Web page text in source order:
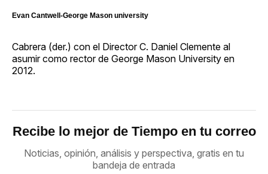
Evan Cantwell-George Mason university
Cabrera (der.) con el Director C. Daniel Clemente al
asumir como rector de George Mason University en
2012.
Recibe lo mejor de Tiempo en tu correo
Noticias, opinión, análisis y perspectiva, gratis en tu
bandeja de entrada